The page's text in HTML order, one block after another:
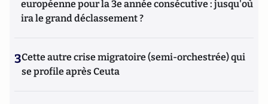
européenne pour la 3e année consécutive : jusqu'où
ira le grand déclassement ?
3Cette autre crise migratoire (semi-orchestrée) qui
se profile après Ceuta